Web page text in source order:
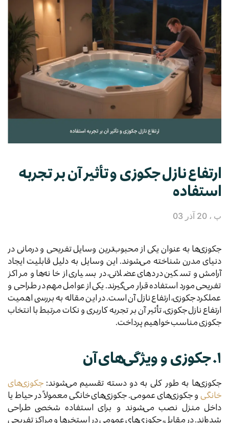
ارتفاع نازل جکوزی و تأثیر آن بر تجربه
استفاده
پ ، 20 آذر 03
جکوزی‌ها به عنوان یکی از محبوب‌ترین وسایل تفریحی و درمانی در
دنیای مدرن شناخته می‌شوند. این وسایل به دلیل قابلیت ایجاد
آرامش و تسکین دردهای عضلانی، در بسیاری از خانه‌ها و مراکز
تفریحی مورد استفاده قرار می‌گیرند. یکی از عوامل مهم در طراحی و
عملکرد جکوزی، ارتفاع نازل آن است. در این مقاله به بررسی اهمیت
ارتفاع نازل جکوزی، تأثیر آن بر تجربه کاربری و نکات مرتبط با انتخاب
جکوزی مناسب خواهیم پرداخت.
۱. جکوزی و ویژگی‌های آن
جکوزی‌ها به طور کلی به دو دسته تقسیم می‌شوند: جکوزی‌های
خانگی و جکوزی‌های عمومی. جکوزی‌های خانگی معمولاً در حیاط یا
داخل منزل نصب می‌شوند و برای استفاده شخصی طراحی
شده‌اند. در مقابل، جکوزی‌های عمومی در استخرها و مراکز تفریحی